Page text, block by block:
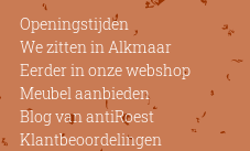
Openingstijden
We zitten in Alkmaar
Eerder in onze webshop
Meubel aanbieden
Blog van antiRoest
Klantbeoordelingen